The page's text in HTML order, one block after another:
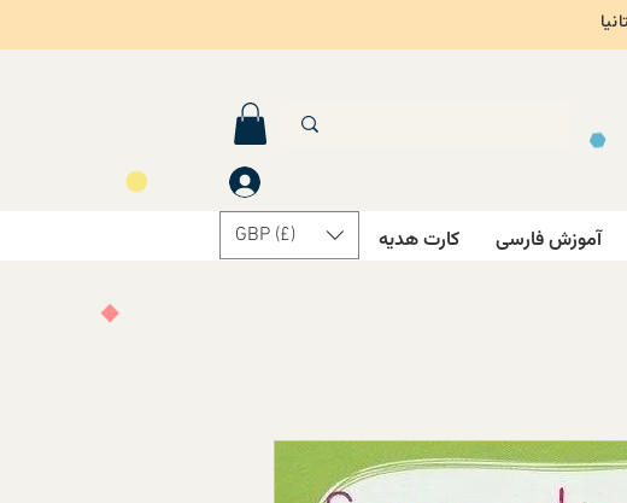
آموزش فارسی کارت هدیه درباره ماGBP (£)